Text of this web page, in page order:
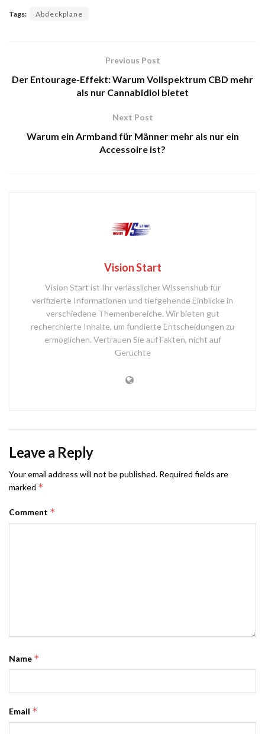
Tags: Abdeckplane
Previous Post
Der Entourage-Effekt: Warum Vollspektrum CBD mehr
als nur Cannabidiol bietet
Next Post
Warum ein Armband für Männer mehr als nur ein
Accessoire ist?
Vision Start
Vision Start ist Ihr verlässlicher Wissenshub für
verifizierte Informationen und tiefgehende Einblicke in
verschiedene Themenbereiche. Wir bieten gut
recherchierte Inhalte, um fundierte Entscheidungen zu
ermöglichen. Vertrauen Sie auf Fakten, nicht auf
Gerüchte
Leave a Reply
Your email address will not be published. Required fields are
marked *
Comment *
Name *
Email *